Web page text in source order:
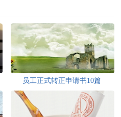
员工正式转正申请书10篇